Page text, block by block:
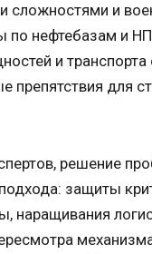
сложностями и
по нефтебазам и
и
препятствия для
решение
защиты
наращивания